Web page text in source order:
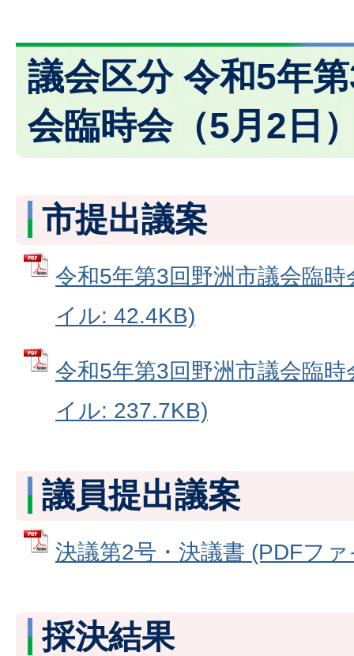
議会区分 令和5年
会臨時会（5月2日
市提出議案
令和5年第3回野洲市議会臨
イル: 42.4KB)
令和5年第3回野洲市議会臨
イル: 237.7KB)
議員提出議案
決議第2号・決議書 (PDFフ
採決結果